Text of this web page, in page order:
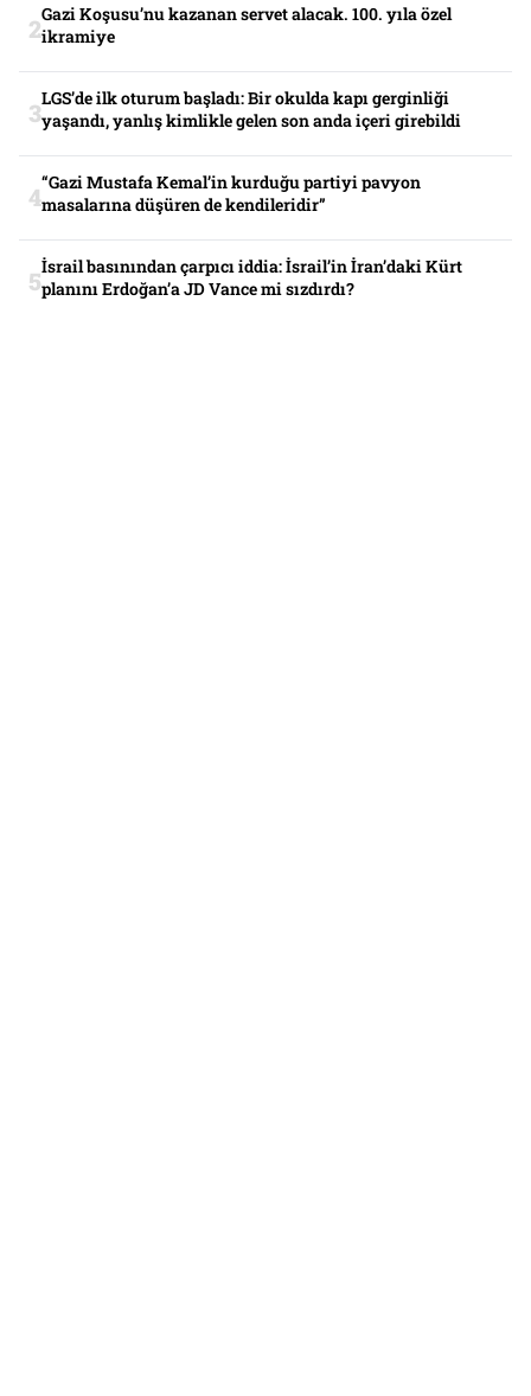
Gazi Koşusu’nu kazanan servet alacak. 100. yıla özel
ikramiye
LGS’de ilk oturum başladı: Bir okulda kapı gerginliği
yaşandı, yanlış kimlikle gelen son anda içeri girebildi
“Gazi Mustafa Kemal’in kurduğu partiyi pavyon
masalarına düşüren de kendileridir”
İsrail basınından çarpıcı iddia: İsrail’in İran’daki Kürt
planını Erdoğan’a JD Vance mi sızdırdı?